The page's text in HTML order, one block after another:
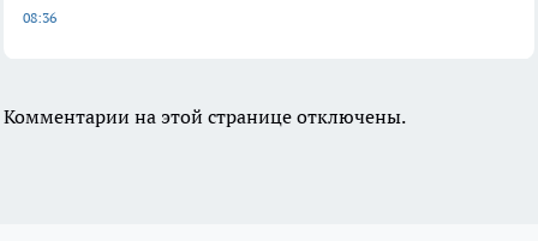
08:36
Комментарии на этой странице отключены.